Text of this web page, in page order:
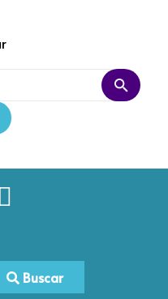
Buscar